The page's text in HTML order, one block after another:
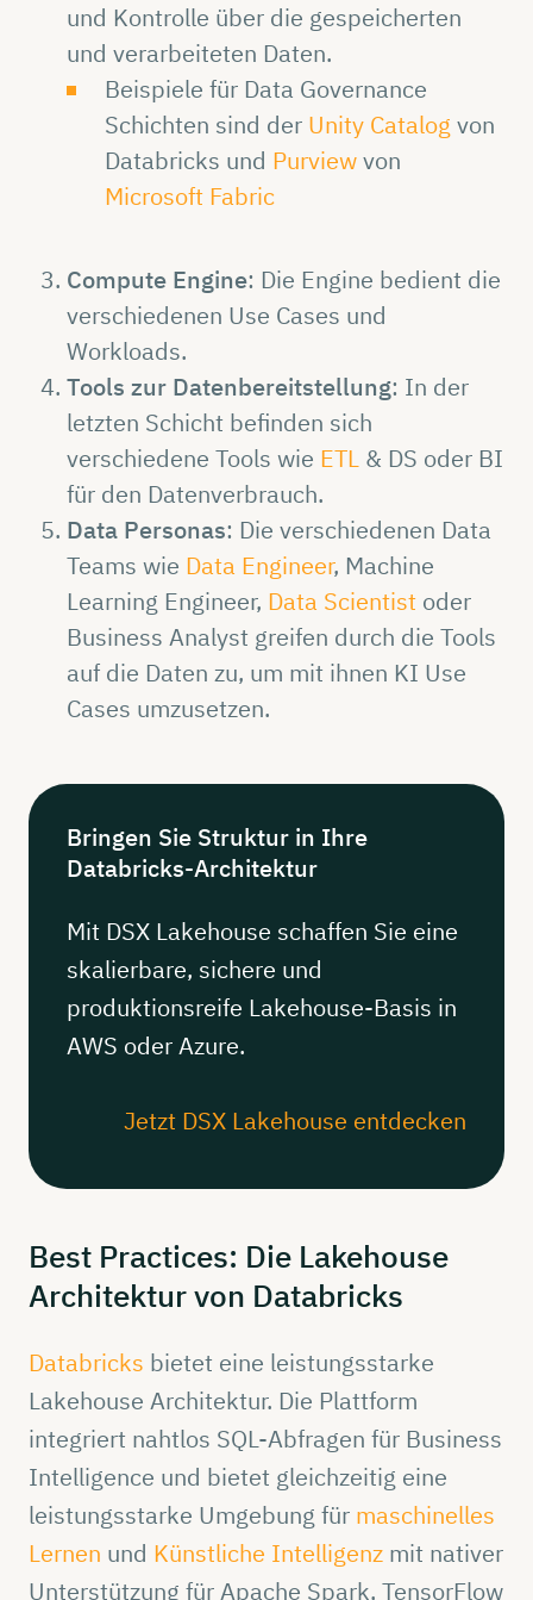
und Kontrolle über die gespeicherten
und verarbeiteten Daten.
Beispiele für Data Governance
Schichten sind der Unity Catalogvon
Databricks und Purviewvon
Microsoft Fabric
Compute Engine: Die Engine bedient die
verschiedenen Use Cases und
Workloads.
Tools zur Datenbereitstellung: In der
letzten Schicht befinden sich
verschiedene Tools wie ETL & DS oder BI
für den Datenverbrauch.
Data Personas: Die verschiedenen Data
Teams wie Data Engineer, Machine
Learning Engineer, Data Scientist oder
Business Analyst greifen durch die Tools
auf die Daten zu, um mit ihnen KI Use
Cases umzusetzen.
Bringen Sie Struktur in Ihre
Databricks-Architektur
Mit DSX Lakehouse schaffen Sie eine
skalierbare, sichere und
produktionsreife Lakehouse-Basis in
AWS oder Azure.
Jetzt DSX Lakehouse entdecken
Best Practices: Die Lakehouse
Architekturvon Databricks
Databricks bietet eine leistungsstarke
Lakehouse Architektur. Die Plattform
integriert nahtlos SQL-Abfragen für Business
Intelligence und bietet gleichzeitig eine
leistungsstarke Umgebung für maschinelles
Lernen und Künstliche Intelligenz mit nativer
Unterstützung für Apache Spark, TensorFlow